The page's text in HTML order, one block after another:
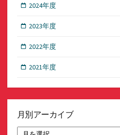
2024年度
2023年度
2022年度
2021年度
月別アーカイブ